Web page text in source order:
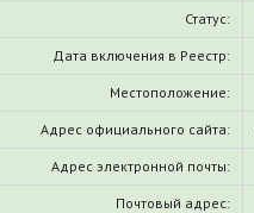
Статус:
Дата включения в Реестр:
Местоположение:
Адрес официального сайта:
Адрес электронной почты:
Почтовый адрес: